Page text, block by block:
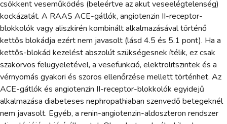
csökkent veseműködés (beleértve az akut veseelégtelenség)
kockázatát. A RAAS ACE-gátlók, angiotenzin II-receptor-
blokkolók vagy aliszkirén kombinált alkalmazásával történő
kettős blokádja ezért nem javasolt (lásd 4.5 és 5.1 pont). Ha a
kettős-blokád kezelést abszolút szükségesnek ítélik, ez csak
szakorvos felügyeletével, a vesefunkció, elektrolitszintek és a
vérnyomás gyakori és szoros ellenőrzése mellett történhet. Az
ACE-gátlók és angiotenzin II-receptor-blokkolók egyidejű
alkalmazása diabeteses nephropathiaban szenvedő betegeknél
nem javasolt. Egyéb, a renin-angiotenzin-aldoszteron rendszer